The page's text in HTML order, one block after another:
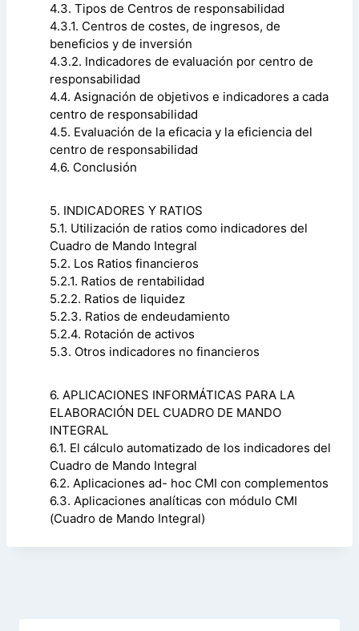
4.3. Tipos de Centros de responsabilidad
4.3.1. Centros de costes, de ingresos, de
beneficios y de inversión
4.3.2. Indicadores de evaluación por centro de
responsabilidad
4.4. Asignación de objetivos e indicadores a cada
centro de responsabilidad
4.5. Evaluación de la eficacia y la eficiencia del
centro de responsabilidad
4.6. Conclusión
5. INDICADORES Y RATIOS
5.1. Utilización de ratios como indicadores del
Cuadro de Mando Integral
5.2. Los Ratios financieros
5.2.1. Ratios de rentabilidad
5.2.2. Ratios de liquidez
5.2.3. Ratios de endeudamiento
5.2.4. Rotación de activos
5.3. Otros indicadores no financieros
6. APLICACIONES INFORMÁTICAS PARA LA
ELABORACIÓN DEL CUADRO DE MANDO
INTEGRAL
6.1. El cálculo automatizado de los indicadores del
Cuadro de Mando Integral
6.2. Aplicaciones ad- hoc CMI con complementos
6.3. Aplicaciones analíticas con módulo CMI
(Cuadro de Mando Integral)